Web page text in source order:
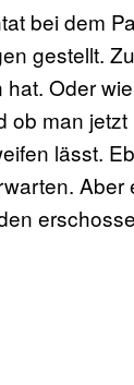
bei dem
gestellt.
Oder
ob man
lässt.